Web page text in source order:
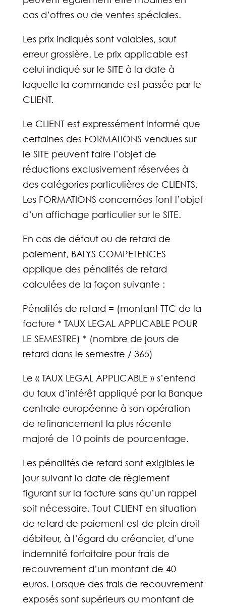
cas d’offres ou de ventes spéciales.
Les prix indiqués sont valables, sauf
erreur grossière. Le prix applicable est
celui indiqué sur le SITE à la date à
laquelle la commande est passée par le
CLIENT.
Le CLIENT est expressément informé que
certaines des FORMATIONS vendues sur
le SITE peuvent faire l’objet de
réductions exclusivement réservées à
des catégories particulières de CLIENTS.
Les FORMATIONS concernées font l’objet
d’un affichage particulier sur le SITE.
En cas de défaut ou de retard de
paiement, BATYS COMPETENCES
applique des pénalités de retard
calculées de la façon suivante :
Pénalités de retard = (montant TTC de la
facture * TAUX LEGAL APPLICABLE POUR
LE SEMESTRE) * (nombre de jours de
retard dans le semestre / 365)
Le « TAUX LEGAL APPLICABLE » s’entend
du taux d’intérêt appliqué par la Banque
centrale européenne à son opération
de refinancement la plus récente
majoré de 10 points de pourcentage.
Les pénalités de retard sont exigibles le
jour suivant la date de règlement
figurant sur la facture sans qu’un rappel
soit nécessaire. Tout CLIENT en situation
de retard de paiement est de plein droit
débiteur, à l’égard du créancier, d’une
indemnité forfaitaire pour frais de
recouvrement d’un montant de 40
euros. Lorsque des frais de recouvrement
exposés sont supérieurs au montant de